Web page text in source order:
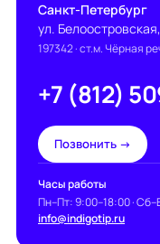
Санкт-Петербург
ул.
197342· ст.м. Чёрная
+7 (812)
Позвонить →
Часы работы
Пн–Пт: 9:00–18:00 ·
info@indigotip.ru